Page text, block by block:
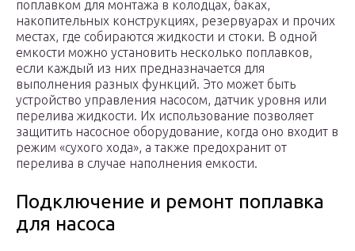
поплавком для монтажа в колодцах, баках,
накопительных конструкциях, резервуарах и прочих
местах, где собираются жидкости и стоки. В одной
емкости можно установить несколько поплавков,
если каждый из них предназначается для
выполнения разных функций. Это может быть
устройство управления насосом, датчик уровня или
перелива жидкости. Их использование позволяет
защитить насосное оборудование, когда оно входит в
режим «сухого хода», а также предохранит от
перелива в случае наполнения емкости.
Подключение и ремонт поплавка
для насоса